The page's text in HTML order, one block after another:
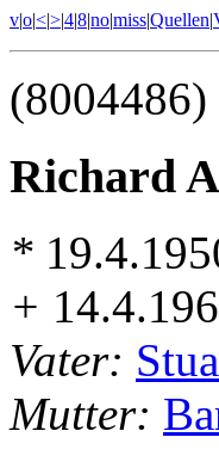
v|o|<|>|4|8|no|miss|Quellen|
(8004486)
Richard
*
+
Vater:
Mutter: